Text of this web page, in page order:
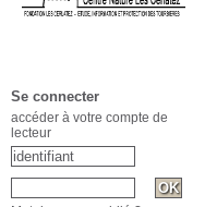
Se connecter
accéder à votre compte de
lecteur